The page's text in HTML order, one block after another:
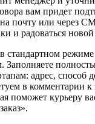
вам придет
почту или через
и радоваться
стандартном
Заполняете
адрес, способ
в комментарии к
поможет курьеру